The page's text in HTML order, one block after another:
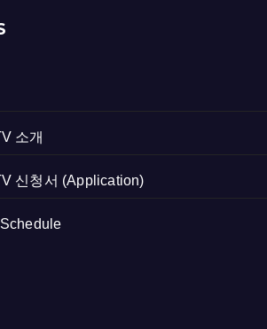
소개
신청서 (Application)